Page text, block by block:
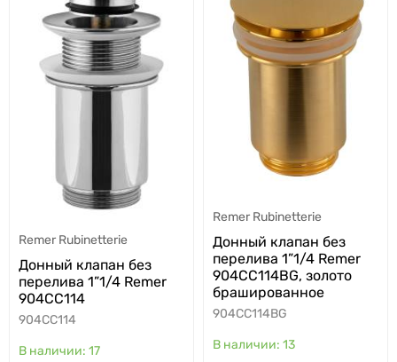
Remer Rubinetterie
Донный клапан без
перелива 1”1/4 Remer
904CC114
904CC114
17
Remer Rubinetterie
Донный клапан без
перелива 1”1/4 Remer
904CC114BG, золото
брашированное
904CC114BG
13